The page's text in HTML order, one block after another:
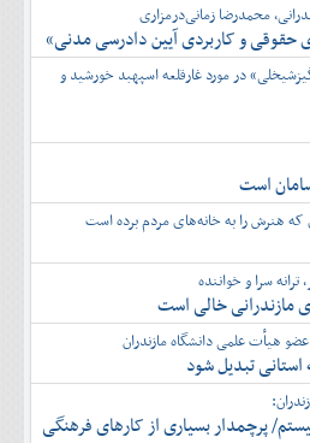
محمدرضا زمانی‌درمزاری
حقوقی و کاربردی آیین دادرسی مدنی»
در مورد غارقلعه اسپهبد خورشید و
است
هنرش را به خانه‌های مردم برده است
سرا و خواننده
مازندرانی خالی است
هیأت علمی دانشگاه مازندران
تبدیل شود
پرچمدار بسیاری از کارهای فرهنگی